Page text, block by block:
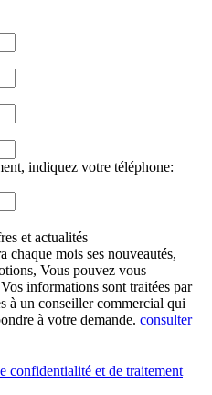
indiquez votre téléphone:
et actualités
chaque mois ses nouveautés,
Vous pouvez vous
informations sont traitées par
à un conseiller commercial qui
à votre demande. consulter
confidentialité et de traitement